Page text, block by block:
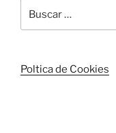
por:
Poltica de Cookies